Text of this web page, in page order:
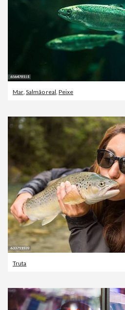
Mar, Salmão real, Peixe
Truta